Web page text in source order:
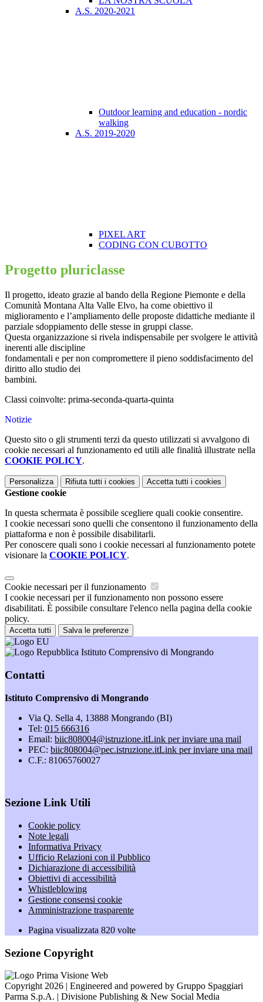
A.S. 2020-2021
Outdoor learning and education - nordic
walking
A.S. 2019-2020
PIXEL ART
CODING CON CUBOTTO
Progetto pluriclasse
Il progetto, ideato grazie al bando della Regione Piemonte e della
Comunità Montana Alta Valle Elvo, ha come obiettivo il
miglioramento e l’ampliamento delle proposte didattiche mediante il
parziale sdoppiamento delle stesse in gruppi classe.
Questa organizzazione si rivela indispensabile per svolgere le attività
inerenti alle discipline
fondamentali e per non compromettere il pieno soddisfacimento del
diritto allo studio dei
bambini.
Classi coinvolte: prima-seconda-quarta-quinta
Notizie
Questo sito o gli strumenti terzi da questo utilizzati si avvalgono di
cookie necessari al funzionamento ed utili alle finalità illustrate nella
COOKIE POLICY.
Personalizza Rifiuta tutti i cookies Accetta tutti i cookies
Gestione cookie
In questa schermata è possibile scegliere quali cookie consentire.
I cookie necessari sono quelli che consentono il funzionamento della
piattaforma e non è possibile disabilitarli.
Per conoscere quali sono i cookie necessari al funzionamento potete
visionare la COOKIE POLICY.
Cookie necessari per il funzionamento
I cookie necessari per il funzionamento non possono essere
disabilitati. È possibile consultare l'elenco nella pagina della cookie
policy.
Accetta tutti Salva le preferenze
Istituto Comprensivo di Mongrando
Contatti
Istituto Comprensivo di Mongrando
Via Q. Sella 4, 13888 Mongrando (BI)
Tel: 015 666316
Email: biic808004@istruzione.itLink per inviare una mail
PEC: biic808004@pec.istruzione.itLink per inviare una mail
C.F.: 81065760027
Sezione Link Utili
Cookie policy
Note legali
Informativa Privacy
Ufficio Relazioni con il Pubblico
Dichiarazione di accessibilità
Obiettivi di accessibilità
Whistleblowing
Gestione consensi cookie
Amministrazione trasparente
Pagina visualizzata 820 volte
Sezione Copyright
Copyright 2026 | Engineered and powered by Gruppo Spaggiari
Parma S.p.A. | Divisione Publishing & New Social Media